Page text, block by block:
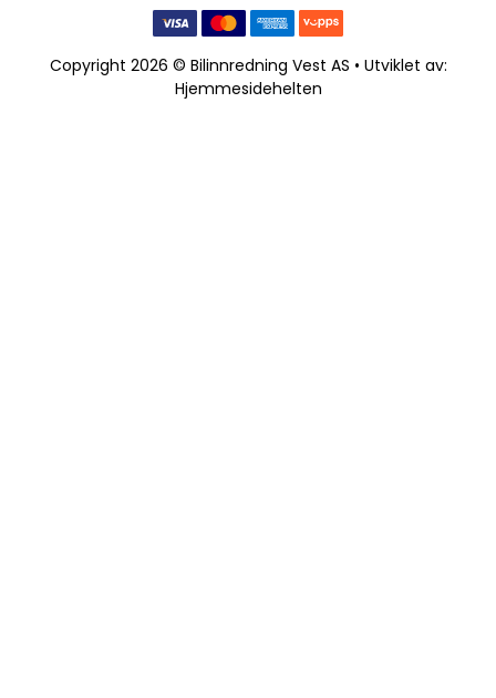
Copyright 2026 © Bilinnredning Vest AS • Utviklet av:
Hjemmesidehelten